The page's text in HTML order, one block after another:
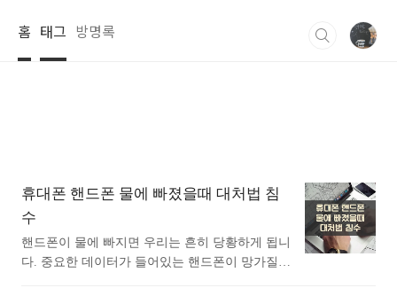
홈 태그 방명록
휴대폰 핸드폰 물에 빠졌을때 대처법 침
수
핸드폰이 물에 빠지면 우리는 흔히 당황하게 됩니
다. 중요한 데이터가 들어있는 핸드폰이 망가질지